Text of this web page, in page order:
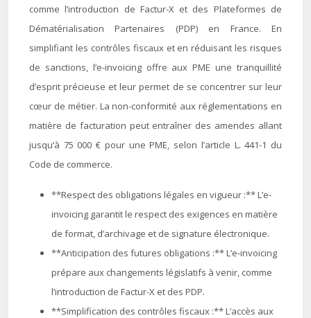
comme l’introduction de Factur-X et des Plateformes de
Dématérialisation Partenaires (PDP) en France. En
simplifiant les contrôles fiscaux et en réduisant les risques
de sanctions, l’e-invoicing offre aux PME une tranquillité
d’esprit précieuse et leur permet de se concentrer sur leur
cœur de métier. La non-conformité aux réglementations en
matière de facturation peut entraîner des amendes allant
jusqu’à 75 000 € pour une PME, selon l’article L. 441-1 du
Code de commerce.
**Respect des obligations légales en vigueur :** L’e-
invoicing garantit le respect des exigences en matière
de format, d’archivage et de signature électronique.
**Anticipation des futures obligations :** L’e-invoicing
prépare aux changements législatifs à venir, comme
l’introduction de Factur-X et des PDP.
**Simplification des contrôles fiscaux :** L’accès aux